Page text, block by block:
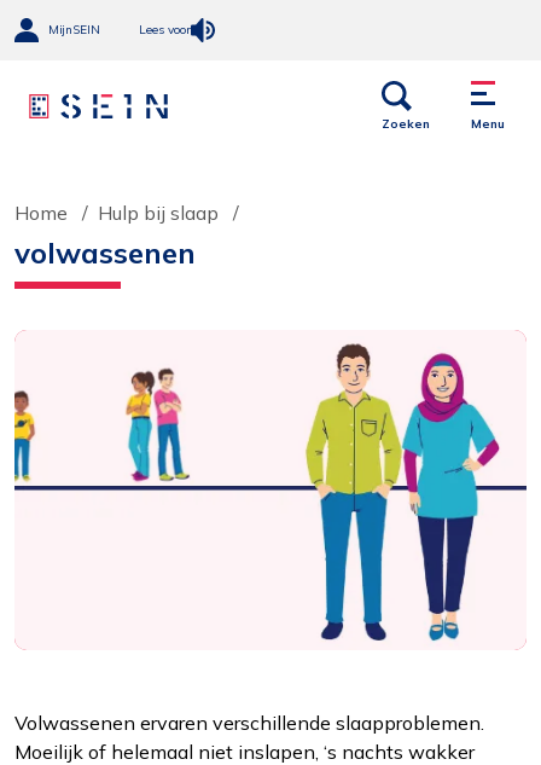
Open
Zoeken
Menu
links
Menu
MijnSEIN Lees voor
Home Hulp bij slaap
volwassenen
Volwassenen ervaren verschillende slaapproblemen.
Moeilijk of helemaal niet inslapen, ‘s nachts wakker